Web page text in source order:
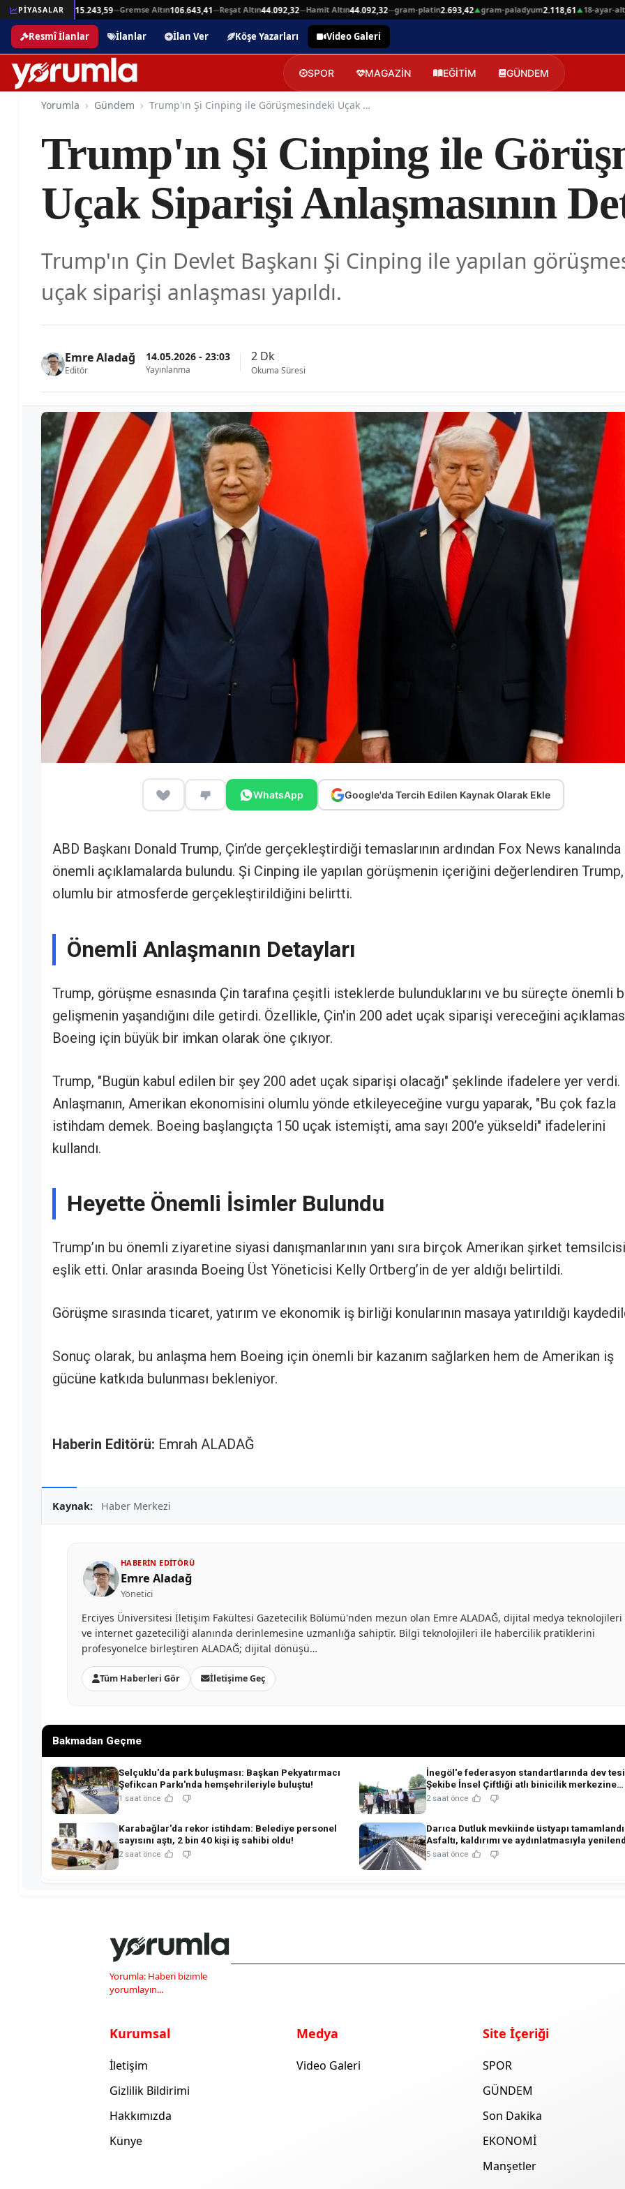
PİYASALAR
—Beşli Altın215.243,59— Gremse Altın106.643,41— Reşat Altın44.092,32— Hamit Altın44.092,32— gram-platin2.693,42▲gram-paladyum2.118,61▲18-ayar-altin
Resmî İlanlar İlanlar İlan Ver Köşe Yazarları Video Galeri
SPOR MAGAZİN EĞİTİM GÜNDEM
Yorumla Gündem Trump'ın Şi Cinping ile Görüşmesindeki Uçak Siparişi Anlaşmasının Detayları
Trump'ın Şi Cinping ile
Uçak Siparişi Anlaşmasının
Trump'ın Çin Devlet Başkanı Şi Cinping ile yapılan
uçak siparişi anlaşması yapıldı.
Emre Aladağ
Editör
14.05.2026 - 23:03
Yayınlanma
2 Dk
Okuma Süresi
WhatsApp Google'da Tercih Edilen Kaynak Olarak Ekle
ABD Başkanı Donald Trump, Çin’de gerçekleştirdiği temaslarının ardından Fox News kanalında
önemli açıklamalarda bulundu. Şi Cinping ile yapılan görüşmenin içeriğini değerlendiren Trump,
olumlu bir atmosferde gerçekleştirildiğini belirtti.
Önemli Anlaşmanın Detayları
Trump, görüşme esnasında Çin tarafına çeşitli isteklerde bulunduklarını ve bu süreçte önemli
gelişmenin yaşandığını dile getirdi. Özellikle, Çin'in 200 adet uçak siparişi vereceğini
Boeing için büyük bir imkan olarak öne çıkıyor.
Trump, "Bugün kabul edilen bir şey 200 adet uçak siparişi olacağı" şeklinde ifadelere yer verdi.
Anlaşmanın, Amerikan ekonomisini olumlu yönde etkileyeceğine vurgu yaparak, "Bu çok fazla
istihdam demek. Boeing başlangıçta 150 uçak istemişti, ama sayı 200’e yükseldi" ifadelerini
kullandı.
Heyette Önemli İsimler Bulundu
Trump’ın bu önemli ziyaretine siyasi danışmanlarının yanı sıra birçok Amerikan şirket temsilcisi
eşlik etti. Onlar arasında Boeing Üst Yöneticisi Kelly Ortberg’in de yer aldığı belirtildi.
Görüşme sırasında ticaret, yatırım ve ekonomik iş birliği konularının masaya yatırıldığı
Sonuç olarak, bu anlaşma hem Boeing için önemli bir kazanım sağlarken hem de Amerikan iş
gücüne katkıda bulunması bekleniyor.
Haberin Editörü: Emrah ALADAĞ
Kaynak: Haber Merkezi
HABERIN EDITÖRÜ
Emre Aladağ
Yönetici
Erciyes Üniversitesi İletişim Fakültesi Gazetecilik Bölümü'nden mezun olan Emre ALADAĞ, dijital medya teknolojileri
ve internet gazeteciliği alanında derinlemesine uzmanlığa sahiptir. Bilgi teknolojileri ile habercilik pratiklerini
profesyonelce birleştiren ALADAĞ; dijital dönüşü…
Tüm Haberleri Gör İletişime Geç
Bakmadan Geçme
Selçuklu'da park buluşması: Başkan Pekyatırmacı
Şefikcan Parkı'nda hemşehrileriyle buluştu!
1 saat önce
İnegöl'e federasyon standartlarında dev
Şekibe İnsel Çiftliği atlı binicilik merkezine
dönüşüyor!
2 saat önce
Karabağlar'da rekor istihdam: Belediye personel
sayısını aştı, 2 bin 40 kişi iş sahibi oldu!
2 saat önce
Darıca Dutluk mevkiinde üstyapı
Asfaltı, kaldırımı ve aydınlatmasıyla
5 saat önce
Yorumla: Haberi bizimle
yorumlayın...
Kurumsal
İletişim
Gizlilik Bildirimi
Hakkımızda
Künye
Medya
Video Galeri
Site İçeriği
SPOR
GÜNDEM
Son Dakika
EKONOMİ
Manşetler